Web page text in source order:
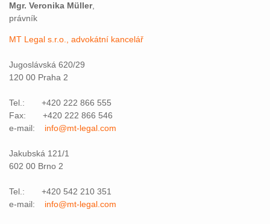
Mgr. Veronika Müller,
právník
MT Legal s.r.o., advokátní kancelář
Jugoslávská 620/29
120 00 Praha 2
Tel.: +420 222 866 555
Fax: +420 222 866 546
e-mail: info@mt-legal.com
Jakubská 121/1
602 00 Brno 2
Tel.: +420 542 210 351
e-mail: info@mt-legal.com